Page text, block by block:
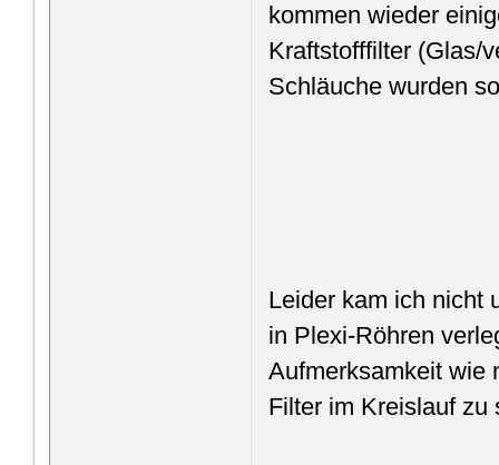
kommen wieder
Kraftstofffilter (Glas/
Schläuche wurden
Leider kam ich nicht
in Plexi-Röhren
Aufmerksamkeit wie
Filter im Kreislauf zu